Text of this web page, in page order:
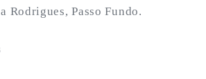
Rodrigues, Passo Fundo.